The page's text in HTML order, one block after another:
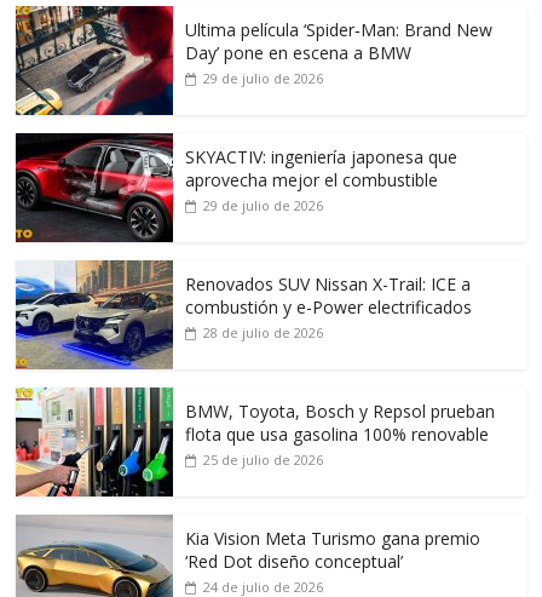
Ultima película ‘Spider‑Man: Brand New
Day’ pone en escena a BMW
29 de julio de 2026
SKYACTIV: ingeniería japonesa que
aprovecha mejor el combustible
29 de julio de 2026
Renovados SUV Nissan X-Trail: ICE a
combustión y e-Power electrificados
28 de julio de 2026
BMW, Toyota, Bosch y Repsol prueban
flota que usa gasolina 100% renovable
25 de julio de 2026
Kia Vision Meta Turismo gana premio
‘Red Dot diseño conceptual’
24 de julio de 2026